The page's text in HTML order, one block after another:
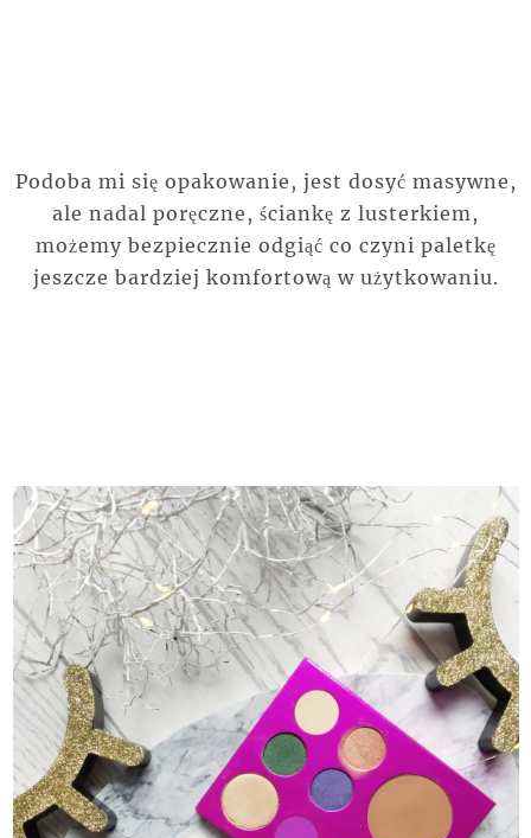
Podoba mi się opakowanie, jest dosyć masywne,
ale nadal poręczne, ściankę z lusterkiem,
możemy bezpiecznie odgiąć co czyni paletkę
jeszcze bardziej komfortową w użytkowaniu.